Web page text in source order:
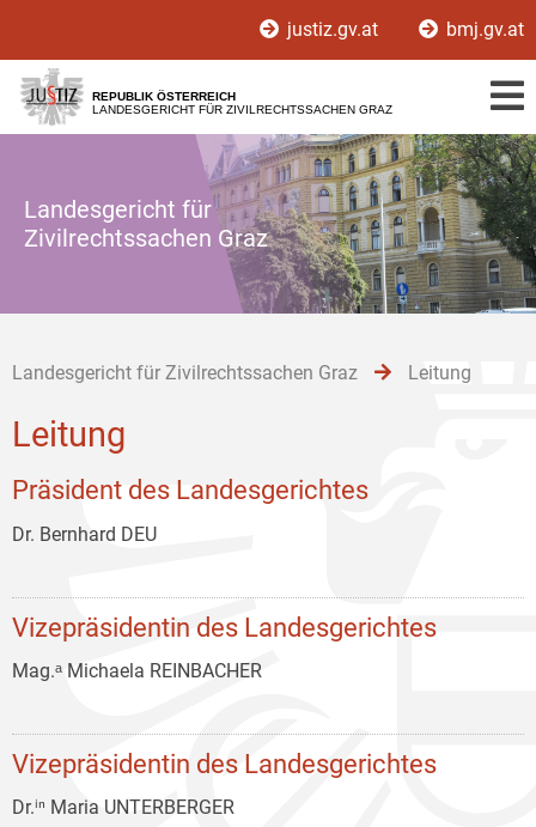
[1]
[2]
[3]
justiz.gv.at bmj.gv.at
REPUBLIK ÖSTERREICH
LANDESGERICHT FÜR ZIVILRECHTSSACHEN GRAZ
Landesgericht für
Zivilrechtssachen Graz
Landesgericht für Zivilrechtssachen Graz Leitung
Leitung
Präsident des Landesgerichtes
Dr. Bernhard DEU
Vizepräsidentin des Landesgerichtes
Mag.ᵃ Michaela REINBACHER
Vizepräsidentin des Landesgerichtes
Dr.ⁱⁿ Maria UNTERBERGER